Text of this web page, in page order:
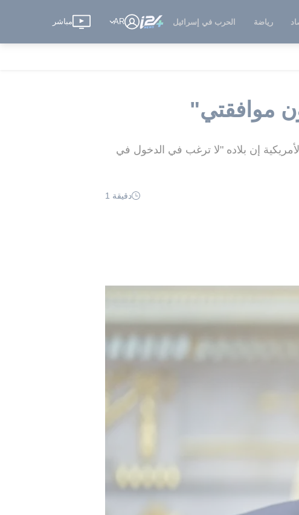
رياضة الحرب في إسرائيل AR مباشر
موافقتي"
بعد سلسلة تصريحات حول المرشد الأعلى المستقبلي لإيران، قال دونالد ترامب لشبكة ABC الأمريكية إن بلاده "لا ترغب في الدخول في
دقيقة 1